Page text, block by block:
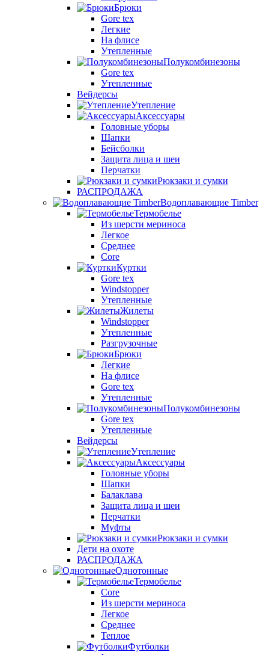
Брюки
Gore tex
Легкие
На флисе
Утепленные
Полукомбинезоны
Gore tex
Утепленные
Вейдерсы
Утепление
Аксессуары
Головные уборы
Шапки
Бейсболки
Защита лица и шеи
Перчатки
Рюкзаки и сумки
РАСПРОДАЖА
Водоплавающие Timber
Термобелье
Из шерсти мериноса
Легкое
Среднее
Core
Куртки
Gore tex
Windstopper
Утепленные
Жилеты
Windstopper
Утепленные
Разгрузочные
Брюки
Легкие
На флисе
Gore tex
Утепленные
Полукомбинезоны
Gore tex
Утепленные
Вейдерсы
Утепление
Аксессуары
Головные уборы
Шапки
Балаклава
Защита лица и шеи
Перчатки
Муфты
Рюкзаки и сумки
Дети на охоте
РАСПРОДАЖА
Однотонные
Термобелье
Core
Из шерсти мериноса
Легкое
Среднее
Теплое
Футболки